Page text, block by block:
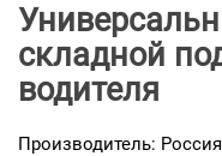
складной
водителя
Производитель: Россия